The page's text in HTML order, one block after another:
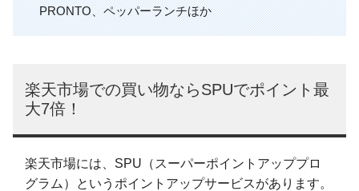
PRONTO、ペッパーランチほか
楽天市場での買い物ならSPUでポイント最
大7倍！
楽天市場には、SPU（スーパーポイントアッププロ
グラム）というポイントアップサービスがあります。